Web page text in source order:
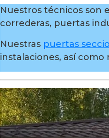
Nuestros técnicos son
correderas, puertas
Nuestras puertas
instalaciones, así